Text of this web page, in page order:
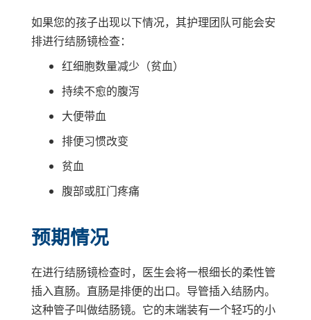
如果您的孩子出现以下情况，其护理团队可能会安
排进行结肠镜检查：
红细胞数量减少（贫血）
持续不愈的腹泻
大便带血
排便习惯改变
贫血
腹部或肛门疼痛
预期情况
在进行结肠镜检查时，医生会将一根细长的柔性管
插入直肠。直肠是排便的出口。导管插入结肠内。
这种管子叫做结肠镜。它的末端装有一个轻巧的小